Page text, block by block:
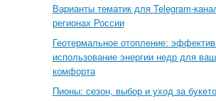
Варианты тематик для Telegram-
регионах России
Геотермальное отопление:
использование энергии недр для
комфорта
Пионы: сезон, выбор и уход за